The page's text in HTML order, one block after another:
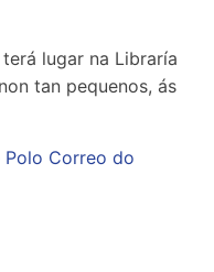
lugar na Libraría
tan pequenos, ás
Polo Correo do